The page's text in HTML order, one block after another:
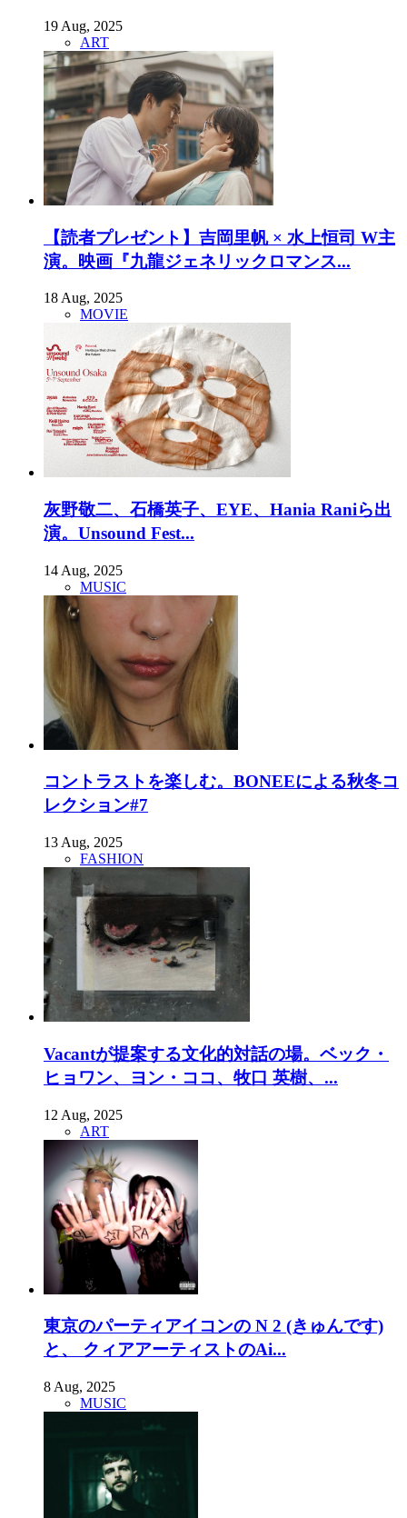
19 Aug, 2025
ART
【読者プレゼント】吉岡里帆 × 水上恒司 W主
演。映画『九龍ジェネリックロマンス...
18 Aug, 2025
MOVIE
灰野敬二、石橋英子、EYE、Hania Raniら出
演。Unsound Fest...
14 Aug, 2025
MUSIC
コントラストを楽しむ。BONEEによる秋冬コ
レクション#7
13 Aug, 2025
FASHION
Vacantが提案する文化的対話の場。ベック・
ヒョワン、ヨン・ココ、牧口 英樹、...
12 Aug, 2025
ART
東京のパーティアイコンの N 2 (きゅんです)
と、 クィアアーティストのAi...
8 Aug, 2025
MUSIC